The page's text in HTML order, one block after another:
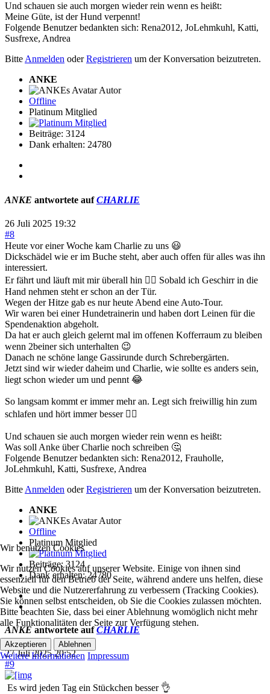
Und schauen sie auch morgen wieder rein wenn es heißt:
Meine Güte, ist der Hund verpennt!
Folgende Benutzer bedankten sich: Rena2012, JoLehmkuhl, Katti,
Susfrexe, Andrea
BitteAnmelden oderRegistrieren um der Konversation beizutreten.
ANKE
Autor
Offline
Platinum Mitglied
Beiträge: 3124
Dank erhalten: 24780
ANKE antwortete aufCHARLIE
26 Juli 2025 19:32
#8
Heute vor einer Woche kam Charlie zu uns 😃
Dickschädel wie er im Buche steht, aber auch offen für alles was ihn
interessiert.
Er fährt und läuft mit mir überall hin 👍🏻 Sobald ich Geschirr in die
Hand nehmen steht er schon an der Tür.
Wegen der Hitze gab es nur heute Abend eine Auto-Tour.
Wir waren bei einer Hundetrainerin und haben dort Leinen für die
Spendenaktion abgeholt.
Da hat er auch gleich gelernt mal im offenen Kofferraum zu bleiben
wenn 2beiner sich unterhalten 😉
Danach ne schöne lange Gassirunde durch Schrebergärten.
Jetzt sind wir wieder daheim und Charlie, wie sollte es anders sein,
liegt schon wieder um und pennt 😂
So langsam kommt er immer mehr an. Legt sich freiwillig hin zum
schlafen und hört immer besser 👍🏻
Und schauen sie auch morgen wieder rein wenn es heißt:
Was soll Anke über Charlie noch schreiben 🤔
Folgende Benutzer bedankten sich: Rena2012, Frauholle,
JoLehmkuhl, Katti, Susfrexe, Andrea
Bitte Anmelden oderRegistrieren um der Konversation beizutreten.
ANKE
Autor
Offline
Platinum Mitglied
Beiträge: 3124
Dank erhalten: 24780
ANKE antwortete aufCHARLIE
27 Juli 2025 20:52
#9
Es wird jeden Tag ein Stückchen besser 👌
Wir benutzen Cookies
Wir nutzen Cookies auf unserer Website. Einige von ihnen sind
essenziell für den Betrieb der Seite, während andere uns helfen, diese
Website und die Nutzererfahrung zu verbessern (Tracking Cookies).
Sie können selbst entscheiden, ob Sie die Cookies zulassen möchten.
Bitte beachten Sie, dass bei einer Ablehnung womöglich nicht mehr
alle Funktionalitäten der Seite zur Verfügung stehen.
Akzeptieren Ablehnen
Weitere Informationen Impressum